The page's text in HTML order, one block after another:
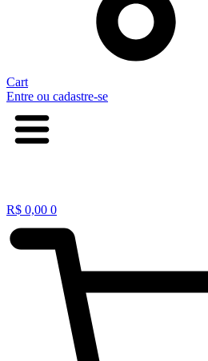
Cart
Entre ou cadastre-se
R$ 0,00 0